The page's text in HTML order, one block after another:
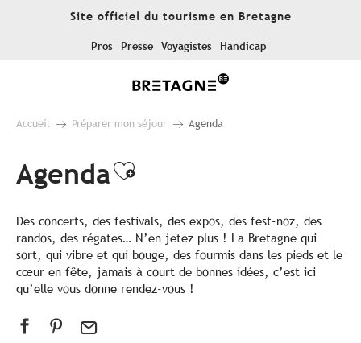
Site officiel du tourisme en Bretagne
Pros Presse Voyagistes Handicap
Accueil Préparer mon séjour Agenda
AgendaAjouter aux favoris
Des concerts, des festivals, des expos, des fest-noz, des
randos, des régates… N’en jetez plus ! La Bretagne qui
sort, qui vibre et qui bouge, des fourmis dans les pieds et le
cœur en fête, jamais à court de bonnes idées, c’est ici
qu’elle vous donne rendez-vous !